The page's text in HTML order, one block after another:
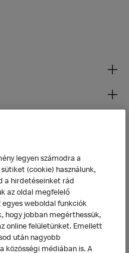
legyen számodra a
(cookie) használunk,
a hirdetéseinket rád
az oldal megfelelő
weboldal funkciók
hogy jobban megérthessük,
online felületünket. Emellett
után nagyobb
közösségi médiában is. A